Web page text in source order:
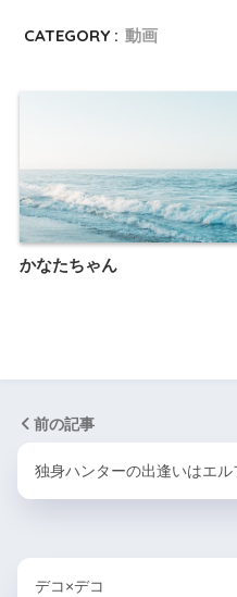
CATEGORY : 動画
かなたちゃん
前の記事
独身ハンターの出逢いはエル
デコ×デコ